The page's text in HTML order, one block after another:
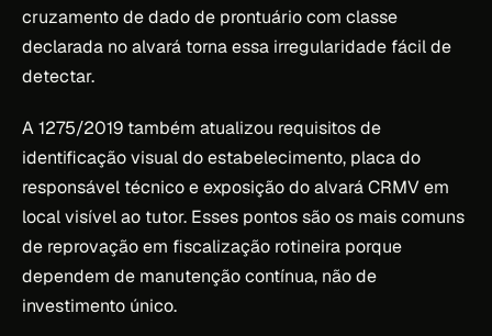
cruzamento de dado de prontuário com classe
declarada no alvará torna essa irregularidade fácil de
detectar.
A 1275/2019 também atualizou requisitos de
identificação visual do estabelecimento, placa do
responsável técnico e exposição do alvará CRMV em
local visível ao tutor. Esses pontos são os mais comuns
de reprovação em fiscalização rotineira porque
dependem de manutenção contínua, não de
investimento único.